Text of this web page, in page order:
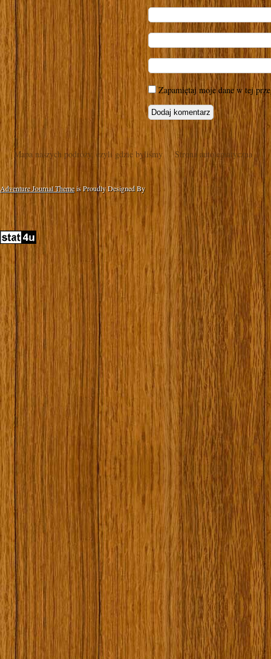
Zapamiętaj moje dane w tej
Mapa naszych podróży, czyli gdzie byliśmy Strona autotematyczna
Adventure Journal Themeis Proudly Designed By